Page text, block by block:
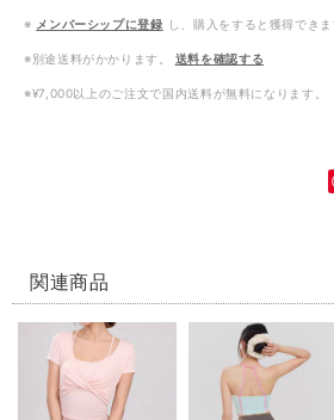
※ メンバーシップに登録 し、購入をすると獲得できま
※別途送料がかかります。 送料を確認する
※¥7,000以上のご注文で国内送料が無料になります。
関連商品